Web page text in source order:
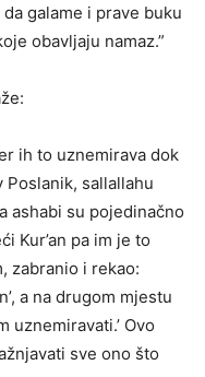
galame i prave buku
obavljaju namaz.”
ih to uznemirava dok
Poslanik, sallallahu
ashabi su pojedinačno
Kur’an pa im je to
zabranio i rekao:
a na drugom mjestu
uznemiravati.’ Ovo
sve ono što